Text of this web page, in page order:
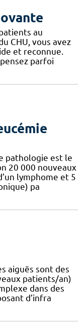
au
CHU, vous avez
et reconnue.
parfoi
pathologie est le
20 000 nouveaux
lymphome et 5
pa
aiguës sont des
patients/an)
dans des
d’infra